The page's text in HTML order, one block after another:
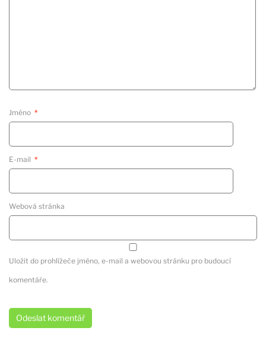
Jméno *
E-mail *
Webová stránka
Uložit do prohlížeče jméno, e-mail a webovou stránku pro budoucí
komentáře.